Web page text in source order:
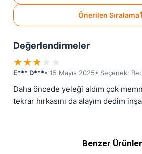
Önerilen Sıralama
Değerlendirmeler
★★★ ★ ★
E*** D***• 15 Mayıs 2025• Seçenek:
Daha öncede yeleği aldım çok
tekrar hırkasını da alayım dedim
Benzer Ürünler